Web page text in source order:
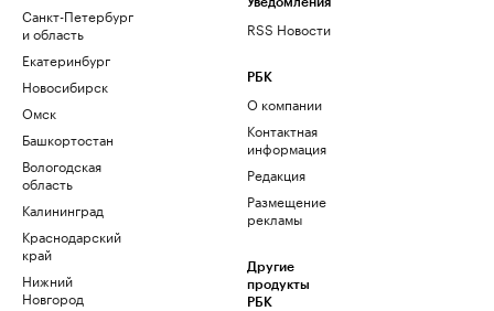
Санкт-Петербург
и область
Екатеринбург
Новосибирск
Омск
Башкортостан
Вологодская
область
Калининград
Краснодарский
край
Нижний
Новгород
RSS Новости
РБК
О компании
Контактная
информация
Редакция
Размещение
рекламы
Другие
продукты
РБК